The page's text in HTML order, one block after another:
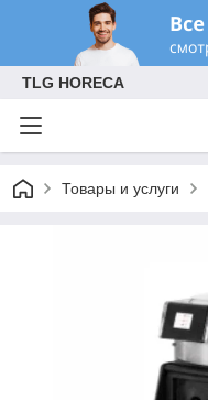
TLG HORECA
Товары и услуги